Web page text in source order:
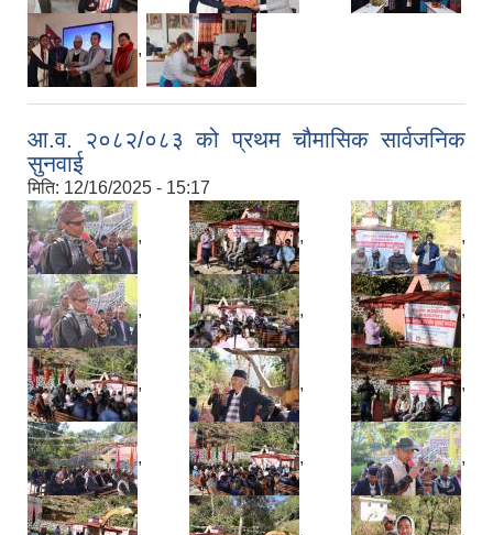
,
आ.व. २०८२/०८३ को प्रथम चौमासिक सार्वजनिक
सुनवाई
मिति: 12/16/2025 - 15:17
, , ,
, , ,
, , ,
, , ,
, , ,